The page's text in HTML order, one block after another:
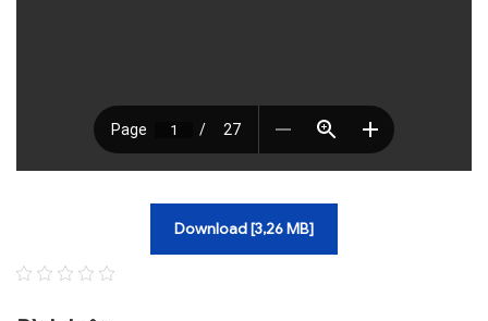
Download [3,26 MB]